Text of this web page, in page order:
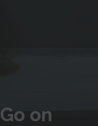
Go on